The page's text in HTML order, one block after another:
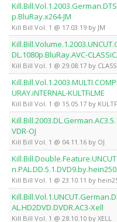
p.BluRay.x264-JM
Kill Bill Vol. 1 @ 17.03.19 by JM
DL.1080p.BluRay.AVC-
Kill Bill Vol. 1 @ 29.08.17 by
URAY.iNTERNAL-KULTFiLME
Kill Bill Vol. 1 @ 15.05.17 by
VDR-OJ
Kill Bill Vol. 1 @ 04.11.16 by OJ
Kill Bill Vol. 1 @ 23.10.11 by
AL.HD2DVD.DVDR.AC3-Xell
Kill Bill Vol. 1 @ 28.10.10 by XELL